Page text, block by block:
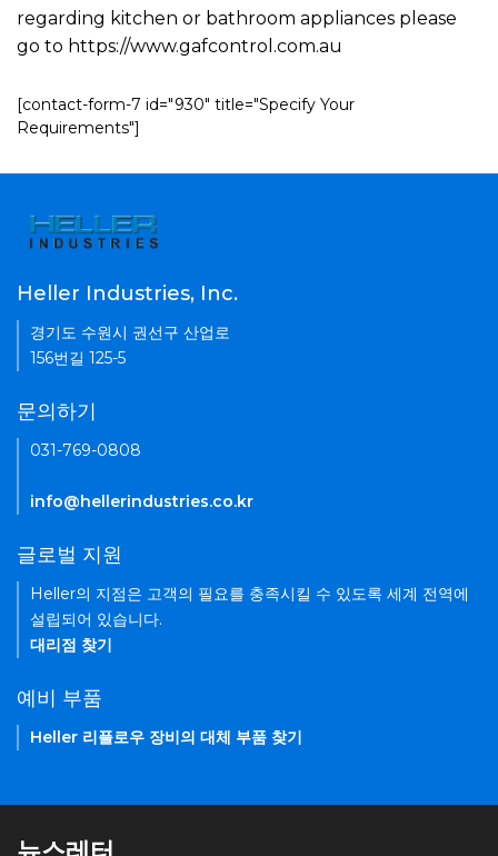
regarding kitchen or bathroom appliances please
go to https://www.gafcontrol.com.au
[contact-form-7 id="930" title="Specify Your
Requirements"]
Heller Industries, Inc.
경기도 수원시 권선구 산업로
156번길 125-5
문의하기
031-769-0808
info@hellerindustries.co.kr
글로벌 지원
Heller의 지점은 고객의 필요를 충족시킬 수 있도록 세계 전역에
설립되어 있습니다.
대리점 찾기
예비 부품
Heller 리플로우 장비의 대체 부품 찾기